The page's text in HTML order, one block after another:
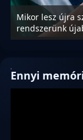
Mikor lesz újra
rendszerünk
Ennyi